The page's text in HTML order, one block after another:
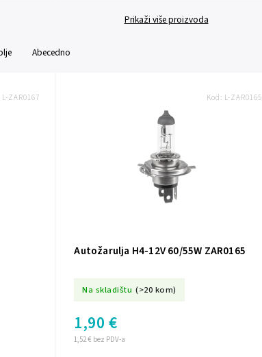
Prikaži više proizvoda
Abecedno
L-ZAR0167
Autožarulja H4-12V 60/55W ZAR0165
Na skladištu (>20 kom)
1,52 € bez PDV-a
1,90 €
Kod: L-ZAR0165